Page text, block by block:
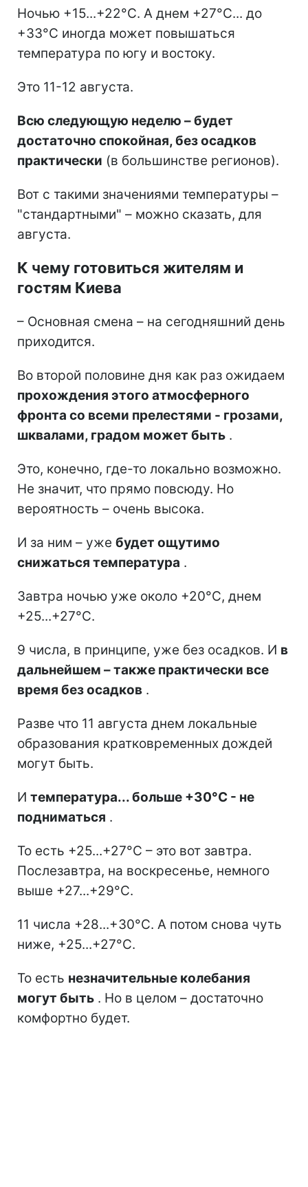
Ночью +15...+22°C. А днем +27°C... до
+33°C иногда может повышаться
температура по югу и востоку.
Это 11-12 августа.
Всю следующую неделю – будет
достаточно спокойная, без осадков
практически (в большинстве регионов).
Вот с такими значениями температуры –
"стандартными" – можно сказать, для
августа.
К чему готовиться жителям и
гостям Киева
– Основная смена – на сегодняшний день
приходится.
Во второй половине дня как раз ожидаем
прохождения этого атмосферного
фронта со всеми прелестями - грозами,
шквалами, градом может быть .
Это, конечно, где-то локально возможно.
Не значит, что прямо повсюду. Но
вероятность – очень высока.
И за ним – уже будет ощутимо
снижаться температура .
Завтра ночью уже около +20°C, днем
+25...+27°C.
9 числа, в принципе, уже без осадков. И в
дальнейшем – также практически все
время без осадков .
Разве что 11 августа днем локальные
образования кратковременных дождей
могут быть.
И температура... больше +30°C - не
подниматься .
То есть +25...+27°C – это вот завтра.
Послезавтра, на воскресенье, немного
выше +27...+29°C.
11 числа +28...+30°C. А потом снова чуть
ниже, +25...+27°C.
То есть незначительные колебания
могут быть . Но в целом – достаточно
комфортно будет.